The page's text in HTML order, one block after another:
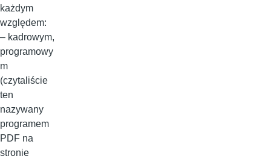
każdym
względem:
– kadrowym,
programowy
m
(czytaliście
ten
nazywany
programem
PDF na
stronie